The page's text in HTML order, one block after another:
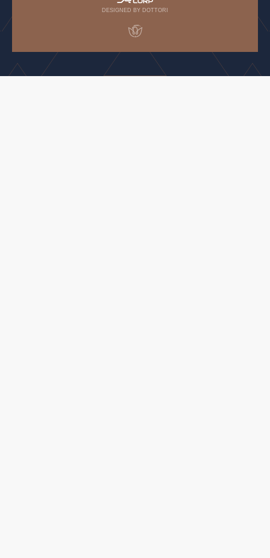
DESIGNED BY DOTTORI